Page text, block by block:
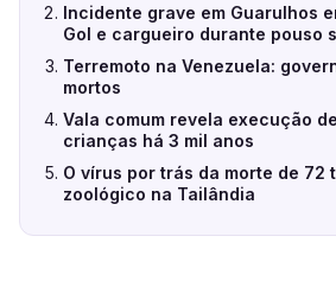
Incidente grave em Guarulhos
Gol e cargueiro durante pouso
Terremoto na Venezuela:
mortos
Vala comum revela execução
crianças há 3 mil anos
O vírus por trás da morte de 72
zoológico na Tailândia